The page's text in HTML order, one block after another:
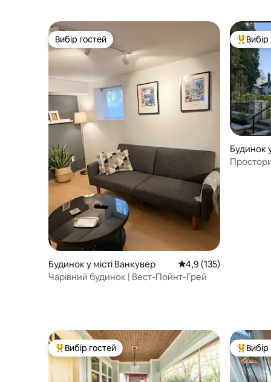
Вибір гостей
Вибір гостей
Будинок у місті Ванкувер Середня оцінка: 4,9 з
4,9 (135)
Чарівний будинок | Вест-Пойнт-Грей
Топ
Будинок
Топ вибір гостей
Вибір гостей Топ